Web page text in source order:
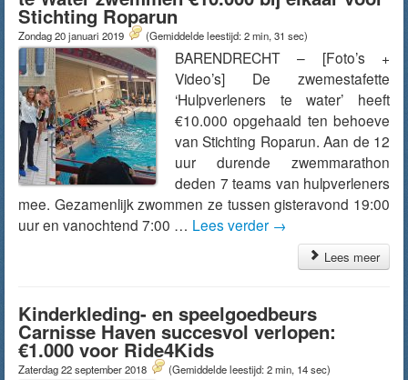
Stichting Roparun
Zondag 20 januari 2019 (Gemiddelde leestijd: 2 min, 31 sec)
BARENDRECHT – [Foto’s +
Video’s] De zwemestafette
‘Hulpverleners te water’ heeft
€10.000 opgehaald ten behoeve
van Stichting Roparun. Aan de 12
uur durende zwemmarathon
deden 7 teams van hulpverleners
mee. Gezamenlijk zwommen ze tussen gisteravond 19:00
uur en vanochtend 7:00 … Lees verder →
Lees meer
Kinderkleding- en speelgoedbeurs
Carnisse Haven succesvol verlopen:
€1.000 voor Ride4Kids
Zaterdag 22 september 2018 (Gemiddelde leestijd: 2 min, 14 sec)